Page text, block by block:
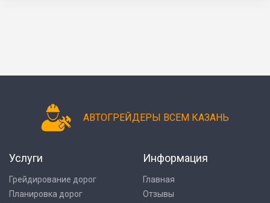
АВТОГРЕЙДЕРЫ ВСЕМ КАЗАНЬ
Услуги
Грейдирование дорог
Планировка дорог
Информация
Главная
Отзывы